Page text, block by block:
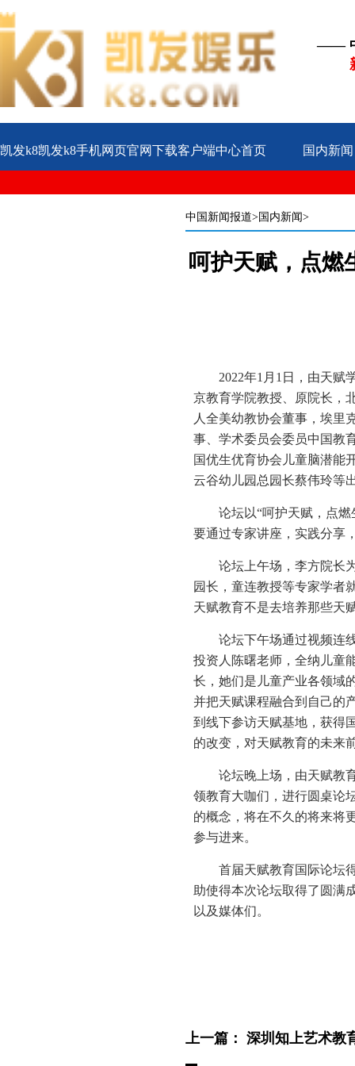
——
凯发k8凯发k8手机网页官网下载客户端中心首页 国内新闻
中国新闻报道>国内新闻>
呵护天赋，点
2022年1月1日，由天赋
京教育学院教授、原院长，
人全美幼教协会董事，埃里
事、学术委员会委员中国教
国优生优育协会儿童脑潜能
云谷幼儿园总园长蔡伟玲等
论坛以“呵护天赋，点
要通过专家讲座，实践分享
论坛上午场，李方院长
园长，童连教授等专家学者
天赋教育不是去培养那些天
论坛下午场通过视频连
投资人陈曙老师，全纳儿童
长，她们是儿童产业各领域
并把天赋课程融合到自己的
到线下参访天赋基地，获得
的改变，对天赋教育的未来
论坛晚上场，由天赋教
领教育大咖们，进行圆桌论
的概念，将在不久的将来将
参与进来。
首届天赋教育国际论坛
助使得本次论坛取得了圆满
以及媒体们。
上一篇： 深圳知上艺术教